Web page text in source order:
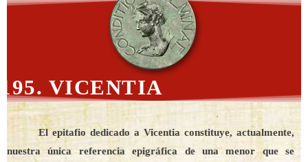
195. VICENTIA
El epitafio dedicado a Vicentia constituye, actualmente,
nuestra única referencia epigráfica de una menor que se